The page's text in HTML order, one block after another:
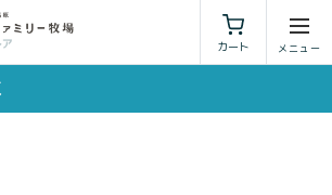
カート
特定商取引法に基づく表示